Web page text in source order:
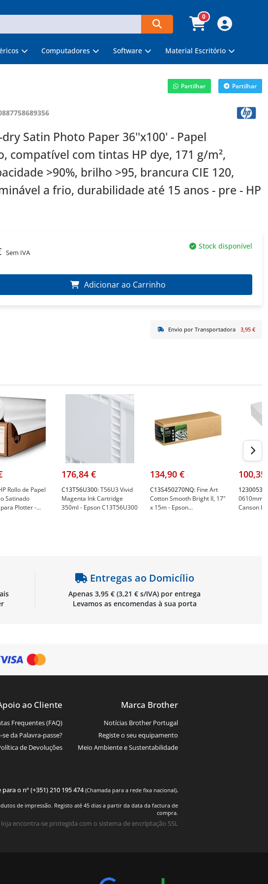
0
Computadores Software Material Escritório
Partilhar Partilhar
Satin Photo Paper 36''x100' - Papel
compatível com tintas HP dye, 171 g/m²,
>90%, brilho >95, brancura CIE 120,
a frio, durabilidade até 15 anos - pre - HP
Sem IVA
Stock disponível
Adicionar ao Carrinho
Envio por Transportadora 3,95 €
Rollo de Papel
Satinado
Plotter -
176,84 €
C13T56U300:T56U3 Vivid
Magenta Ink Cartridge
350ml - Epson C13T56U300
134,90 €
C13S450270NQ: Fine Art
Cotton Smooth Bright II, 17"
x 15m - Epson
100,35
Canson
Entregas ao Domicílio
Apenas 3,95 € (3,21 € s/IVA) por entrega
Levamos as encomendas à sua porta
ao Cliente
Frequentes (FAQ)
se da Palavra-passe?
de Devoluções
Marca Brother
Notícias Brother Portugal
Registe o seu equipamento
Meio Ambiente e Sustentabilidade
o nº (+351) 210 195 474(Chamada para a rede fixa nacional).
de impressão. Registo até 45 dias a partir da data da factura de
compra.
encontra-se protegida com o sistema de encriptação SSL